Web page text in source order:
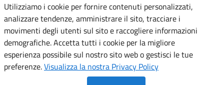
Dichiarazione di accessibilità
Informativa cookie
Utilizziamo i cookie per fornire contenuti personalizzati,
analizzare tendenze, amministrare il sito, tracciare i
movimenti degli utenti sul sito e raccogliere informazioni
demografiche. Accetta tutti i cookie per la migliore
esperienza possibile sul nostro sito web o gestisci le tue
preferenze.Visualizza la nostra Privacy Policy